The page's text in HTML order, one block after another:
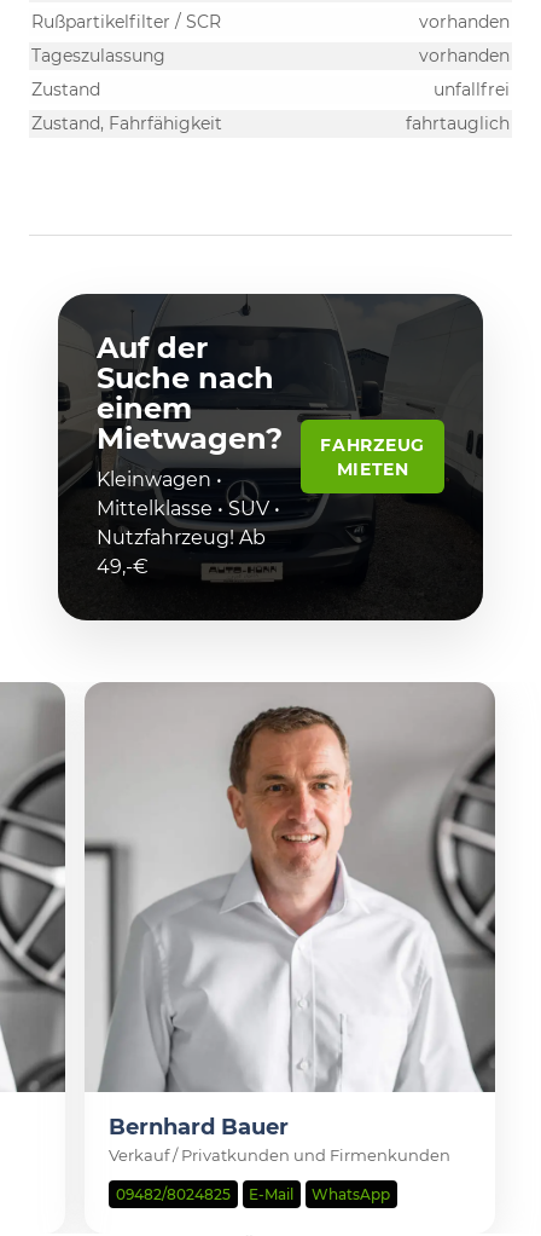
Rußpartikelfilter / SCR
vorhanden
Tageszulassung
vorhanden
Zustand
unfallfrei
Zustand, Fahrfähigkeit
fahrtauglich
Auf der
Suche nach
einem
Mietwagen?
Kleinwagen •
Mittelklasse • SUV •
Nutzfahrzeug! Ab
49,-€
FAHRZEUG
MIETEN
Bernhard Bauer
Verkauf / Privatkunden und Firmenkunden
09482/8024825 E-Mail WhatsApp